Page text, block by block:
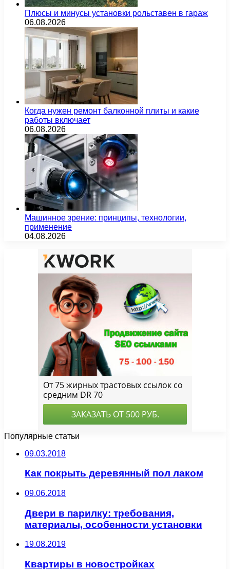
Плюсы и минусы установки рольставен в гараж
06.08.2026
Когда нужен ремонт балконной плиты и какие
работы включает
06.08.2026
Машинное зрение: принципы, технологии,
применение
04.08.2026
Популярные статьи
09.03.2018
Как покрыть деревянный пол лаком
09.06.2018
Двери в парилку: требования,
материалы, особенности установки
19.08.2019
Квартиры в новостройках